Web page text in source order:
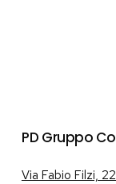
PD Gruppo
Via Fabio Filzi,